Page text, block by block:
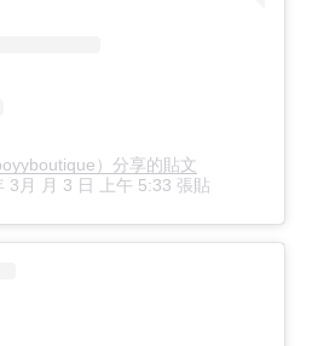
）分享的貼文
3月 月 3 日 上午 5:33 張貼